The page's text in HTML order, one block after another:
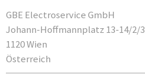
GBE Electroservice GmbH
Johann-Hoffmannplatz 13-14/2/3
1120 Wien
Österreich